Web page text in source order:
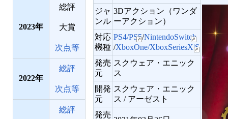
2023
総評
大賞
次点等
2022
総評
次点等
総評
ジャ
ンル
3Dアクション（ワンダ
ーアクション）
対応
機種
PS4/PS5/NintendoSwitch
/XboxOne/XboxSeriesX|S
発売
元
スクウェア・エニック
ス
開発
元
スクウェア・エニック
ス / アーゼスト
発売